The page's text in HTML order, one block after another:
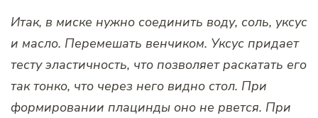
Итак, в миске нужно соединить воду, соль, уксус
и масло. Перемешать венчиком. Уксус придает
тесту эластичность, что позволяет раскатать его
так тонко, что через него видно стол. При
формировании плацинды оно не рвется. При